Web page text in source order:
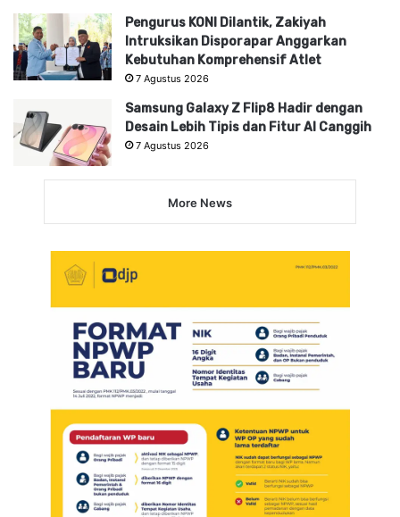
Pengurus KONI Dilantik, Zakiyah
Intruksikan Disporapar Anggarkan
Kebutuhan Komprehensif Atlet
7 Agustus 2026
Samsung Galaxy Z Flip8 Hadir dengan
Desain Lebih Tipis dan Fitur AI Canggih
7 Agustus 2026
More News